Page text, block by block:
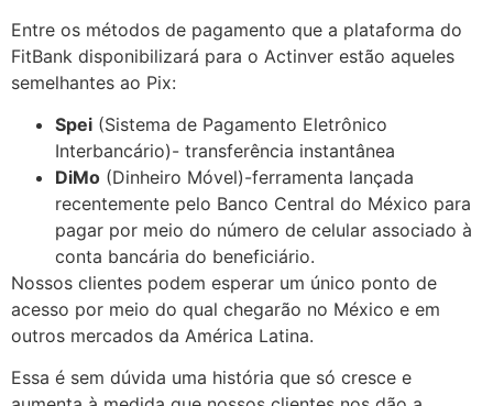
Entre os métodos de pagamento que a plataforma do
FitBank disponibilizará para o Actinver estão aqueles
semelhantes ao Pix:
Spei (Sistema de Pagamento Eletrônico
Interbancário)- transferência instantânea
DiMo (Dinheiro Móvel)-ferramenta lançada
recentemente pelo Banco Central do México para
pagar por meio do número de celular associado à
conta bancária do beneficiário.
Nossos clientes podem esperar um único ponto de
acesso por meio do qual chegarão no México e em
outros mercados da América Latina.
Essa é sem dúvida uma história que só cresce e